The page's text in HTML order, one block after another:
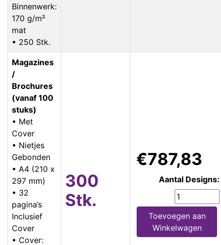
Binnenwerk:
170 g/m²
mat
• 250 Stk.
Magazines
/
Brochures
(vanaf 100
stuks)
• Met
Cover
• Nietjes
Gebonden
• A4 (210 x
297 mm)
• 32
pagina’s
Inclusief
Cover
• Cover:
300
Stk.
€787,83
Aantal Designs:
Toevoegen aan
Winkelwagen